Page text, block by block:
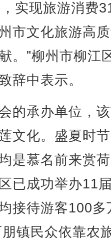
实现旅游消费
市文化旅游高
。”柳州市柳江
辞中表示。
承办单位，
文化。盛夏时
是慕名前来赏
已成功举办11
接待游客100多
镇民众依靠农